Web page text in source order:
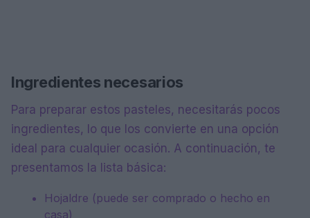
Ingredientes necesarios
Para preparar estos pasteles, necesitarás pocos
ingredientes, lo que los convierte en una opción
ideal para cualquier ocasión. A continuación, te
presentamos la lista básica:
Hojaldre (puede ser comprado o hecho en
casa)